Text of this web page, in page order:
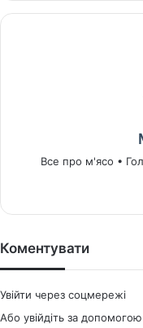
Все про м'ясо •
Коментувати
Увійти через соцмережі
Або увійдіть за